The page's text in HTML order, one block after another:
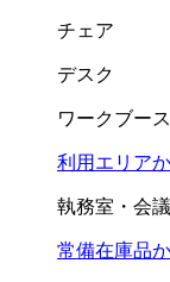
チェア
デスク
ワークブース
利用エリア
執務室・会
常備在庫品